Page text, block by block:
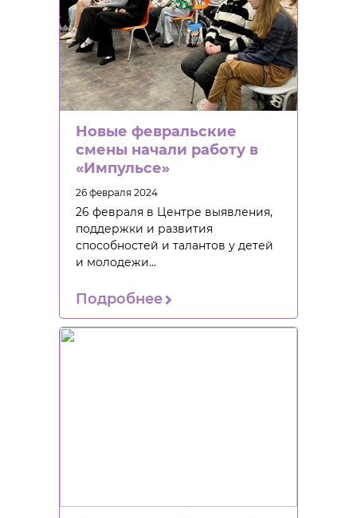
Новые февральские
смены начали работу в
«Импульсе»
26 февраля 2024
26 февраля в Центре выявления,
поддержки и развития
способностей и талантов у детей
и молодежи…
Подробнее